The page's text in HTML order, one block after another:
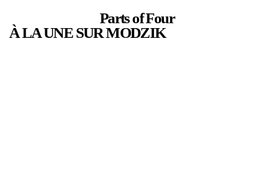
Parts of Four
À LA UNE SUR MODZIK